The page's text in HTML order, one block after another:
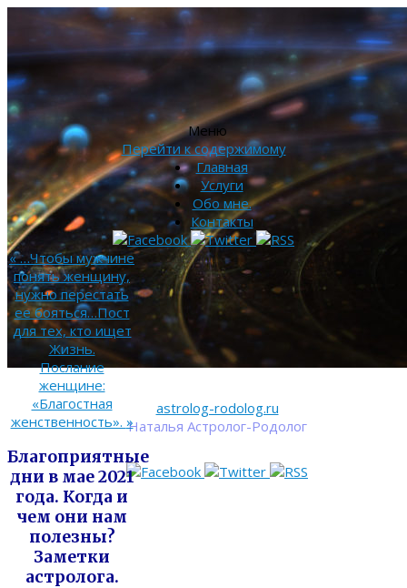
astrolog-rodolog.ru
Наталья Астролог-Родолог
Меню
Перейти к содержимому
Главная
Услуги
Обо мне.
Контакты
«…Чтобы мужчине
понять женщину,
нужно перестать
ее бояться…Пост
для тех, кто ищет
Жизнь.
Послание
женщине:
«Благостная
женственность». »
Благоприятные
дни в мае 2021
года. Когда и
чем они нам
полезны?
Заметки
астролога.